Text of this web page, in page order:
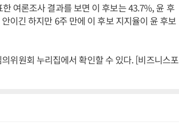
여론조사 결과를 보면 이 후보는 43.7%, 윤 후
이긴 하지만 6주 만에 이 후보 지지율이 윤 후보
위원회 누리집에서 확인할 수 있다. [비즈니스포